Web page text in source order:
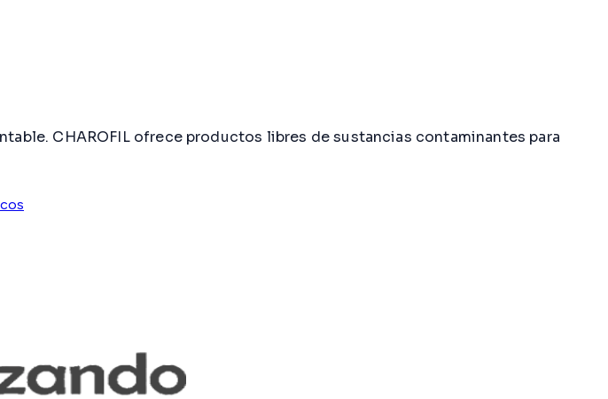
CHAROFIL ofrece productos libres de sustancias contaminantes para